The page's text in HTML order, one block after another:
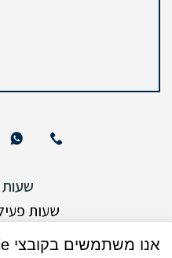
שעות
שעות
ימים א – ה : 09:00 - 15:00